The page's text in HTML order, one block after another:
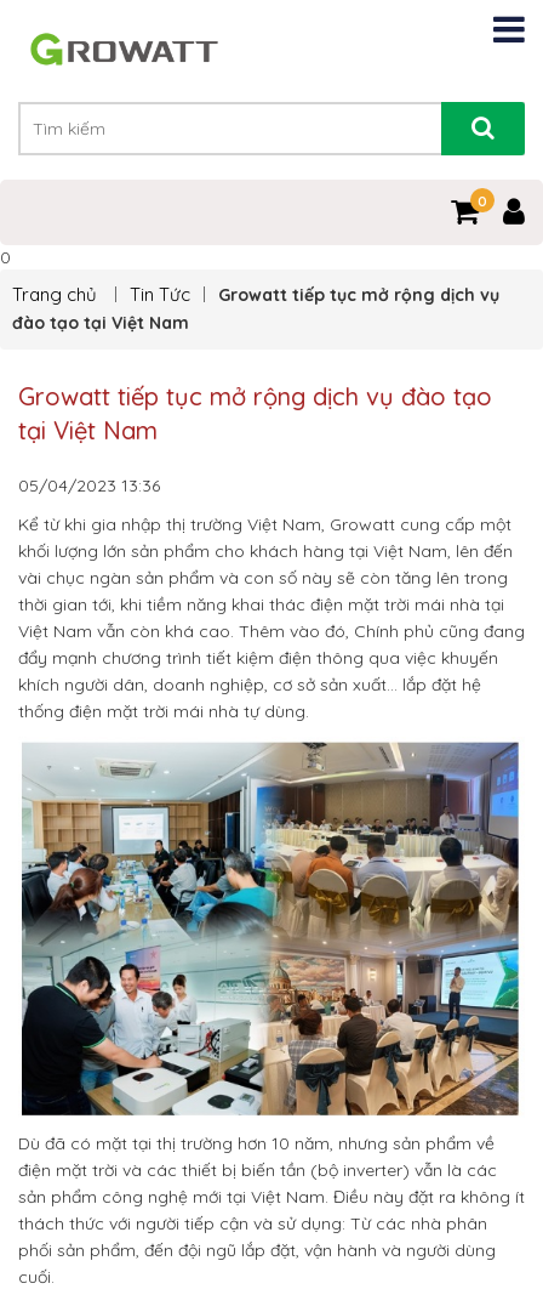
0
0
Trang chủ Tin Tức
Growatt tiếp tục mở rộng dịch vụ
đào tạo tại Việt Nam
Growatt tiếp tục mở rộng dịch vụ đào tạo
tại Việt Nam
05/04/2023 13:36
Kể từ khi gia nhập thị trường Việt Nam, Growatt cung cấp một
khối lượng lớn sản phẩm cho khách hàng tại Việt Nam, lên đến
vài chục ngàn sản phẩm và con số này sẽ còn tăng lên trong
thời gian tới, khi tiềm năng khai thác điện mặt trời mái nhà tại
Việt Nam vẫn còn khá cao. Thêm vào đó, Chính phủ cũng đang
đẩy mạnh chương trình tiết kiệm điện thông qua việc khuyến
khích người dân, doanh nghiệp, cơ sở sản xuất… lắp đặt hệ
thống điện mặt trời mái nhà tự dùng.
Dù đã có mặt tại thị trường hơn 10 năm, nhưng sản phẩm về
điện mặt trời và các thiết bị biến tần (bộ inverter) vẫn là các
sản phẩm công nghệ mới tại Việt Nam. Điều này đặt ra không ít
thách thức với người tiếp cận và sử dụng: Từ các nhà phân
phối sản phẩm, đến đội ngũ lắp đặt, vận hành và người dùng
cuối.